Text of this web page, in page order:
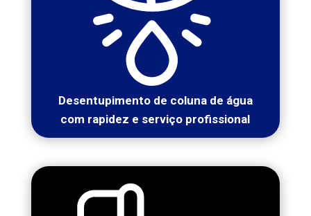
Desentupimento de coluna de água
com rapidez e serviço profissional